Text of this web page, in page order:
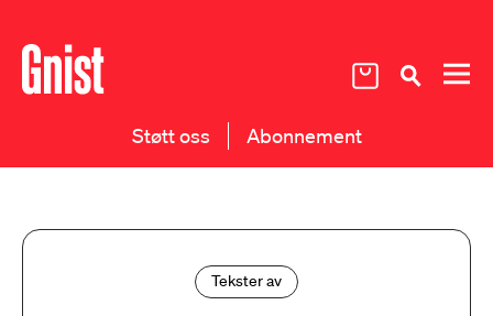
Støtt oss Abonnement
Tekster av